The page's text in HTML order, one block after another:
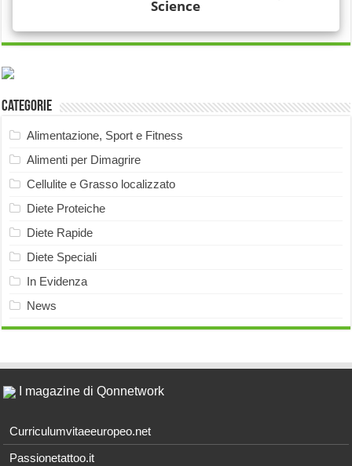
Categorie
Alimentazione, Sport e Fitness
Alimenti per Dimagrire
Cellulite e Grasso localizzato
Diete Proteiche
Diete Rapide
Diete Speciali
In Evidenza
News
I magazine di Qonnetwork
Curriculumvitaeeuropeo.net
Passionetattoo.it